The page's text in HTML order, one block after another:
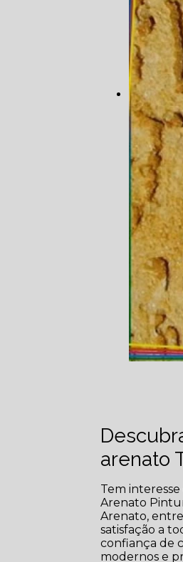
arenato
Tem
Arenato
Arenato,
satisfação a
confiança de
modernos e